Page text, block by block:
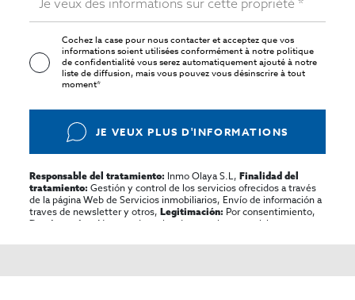
Cochez la case pour nous contacter et acceptez que vos
informations soient utilisées conformément à notrepolitique
de confidentialitévous serez automatiquement ajouté à notre
liste de diffusion, mais vous pouvez vous désinscrire à tout
moment*
JE VEUX PLUS D'INFORMATIONS
Responsable del tratamiento: Inmo Olaya S.L,Finalidad del
tratamiento: Gestión y control de los servicios ofrecidos a través
de la página Web de Servicios inmobiliarios, Envío de información a
traves de newsletter y otros,Legitimación: Por consentimiento,
Destinatarios:
No se cederan los datos, salvo para elaborar
rectificar y suprimir los datos, solicitar la portabilidad de los